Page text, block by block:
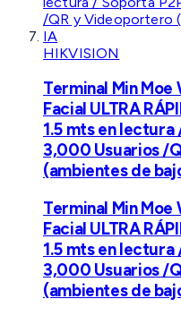
HIKVISION
Terminal Min
Facial ULTRA
1.5 mts en
3,000 Usuarios /
(ambientes de
Terminal Min
Facial ULTRA
1.5 mts en
3,000 Usuarios /
(ambientes de